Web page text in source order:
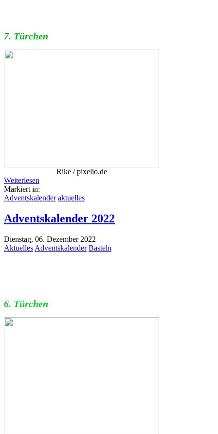
7. Türchen
Rike / pixelio.de
Weiterlesen
Markiert in:
Adventskalender aktuelles
Adventskalender 2022
Dienstag, 06. Dezember 2022
Aktuelles Adventskalender Basteln
6. Türchen